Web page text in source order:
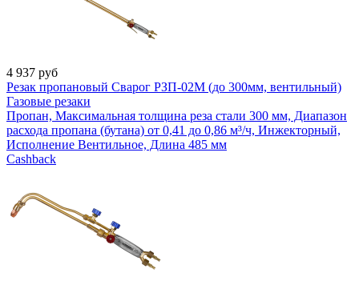
4 937 руб
Резак пропановый Сварог РЗП-02М (до 300мм, вентильный)
Газовые резаки
Пропан, Максимальная толщина реза стали 300 мм, Диапазон
расхода пропана (бутана) от 0,41 до 0,86 м³/ч, Инжекторный,
Исполнение Вентильное, Длина 485 мм
Cashback